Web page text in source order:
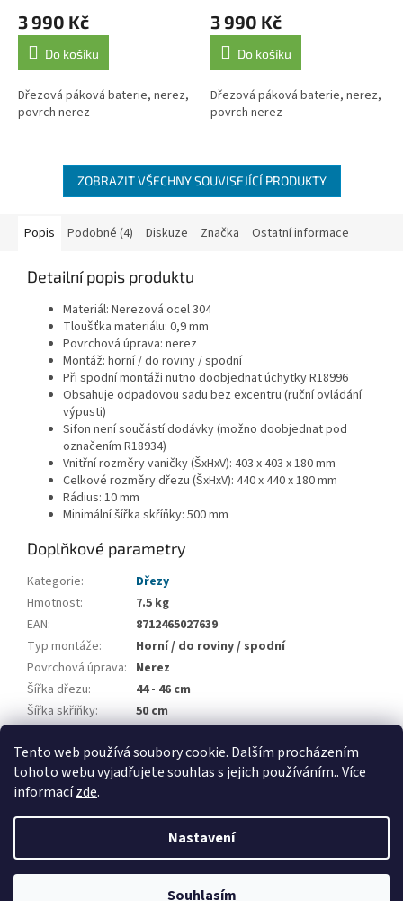
Tento web používá soubory cookie. Dalším procházením
tohoto webu vyjadřujete souhlas s jejich používáním.. Více
informacízde.
Nastavení
Souhlasím
3 990 Kč
Do košíku
Dřezová páková baterie, nerez,
povrch nerez
3 990 Kč
Do košíku
Dřezová páková baterie, nerez,
povrch nerez
ZOBRAZIT VŠECHNY SOUVISEJÍCÍ PRODUKTY
Popis Podobné (4) Diskuze Značka Ostatní informace
Detailní popis produktu
Materiál: Nerezová ocel 304
Tloušťka materiálu: 0,9 mm
Povrchová úprava: nerez
Montáž: horní / do roviny / spodní
Při spodní montáži nutno doobjednat úchytky R18996
Obsahuje odpadovou sadu bez excentru (ruční ovládání
výpusti)
Sifon není součástí dodávky (možno doobjednat pod
označením R18934)
Vnitřní rozměry vaničky (ŠxHxV): 403 x 403 x 180 mm
Celkové rozměry dřezu (ŠxHxV): 440 x 440 x 180 mm
Rádius: 10 mm
Minimální šířka skříňky: 500 mm
Doplňkové parametry
Kategorie:
Dřezy
Hmotnost:
7.5 kg
EAN:
8712465027639
Typ montáže:
Horní / do roviny / spodní
Povrchová úprava: Nerez
Šířka dřezu:
44 - 46 cm
Šířka skříňky:
50 cm
Odkapová plocha: Bez odkapové plochy
Vytvořil Shoptet
Applia Concept. Všechna práva vyhrazena.